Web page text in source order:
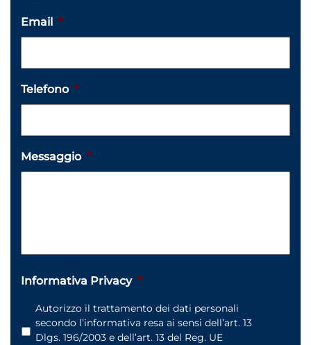
Email *
Telefono *
Messaggio *
Informativa Privacy *
Autorizzo il trattamento dei dati personali
secondo l’informativa resa ai sensi dell’art. 13
Dlgs. 196/2003 e dell’art. 13 del Reg. UE